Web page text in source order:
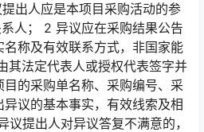
出人应是本项目采购活动的参
人； 2 异议应在采购结果公告
称及有效联系方式，非国家能
其法定代表人或授权代表签字并
的采购单名称、采购编号、采
议的基本事实，有效线索及相
提出人对异议答复不满意的，